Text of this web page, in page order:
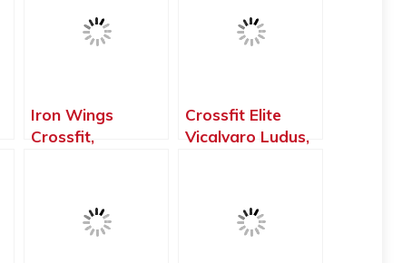
Iron Wings
Crossfit,
Crossfit Elite
Vicalvaro Ludus,